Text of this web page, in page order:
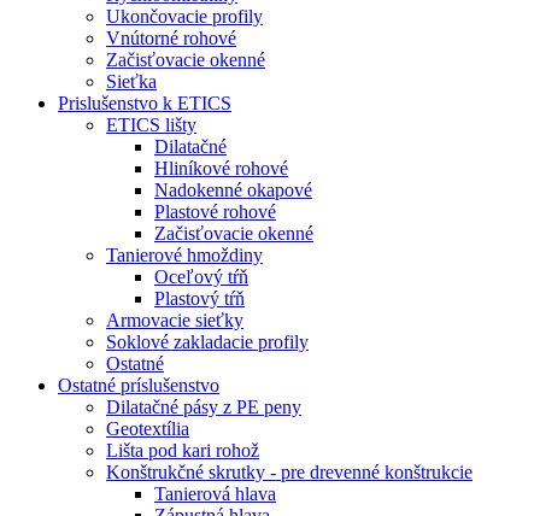
Ukončovacie profily
Vnútorné rohové
Začisťovacie okenné
Sieťka
Prislušenstvo k ETICS
ETICS lišty
Dilatačné
Hliníkové rohové
Nadokenné okapové
Plastové rohové
Začisťovacie okenné
Tanierové hmoždiny
Oceľový tŕň
Plastový tŕň
Armovacie sieťky
Soklové zakladacie profily
Ostatné
Ostatné príslušenstvo
Dilatačné pásy z PE peny
Geotextília
Lišta pod kari rohož
Konštrukčné skrutky - pre drevenné konštrukcie
Tanierová hlava